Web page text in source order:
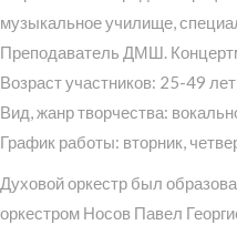
музыкальное училище,
Преподаватель ДМШ.
Возраст участников: 25-49 лет
Вид, жанр творчества:
График работы: вторник,
Духовой оркестр был
оркестром Носов Павел